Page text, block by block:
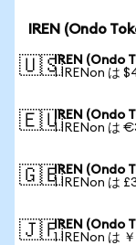
IREN (Ondo
🇺🇸IREN (Ondo
1 IRENon は
🇪🇺IREN (Ondo
1 IRENon は
🇬🇧IREN (Ondo
1 IRENon は
🇯🇵IREN (Ondo
1 IRENon は